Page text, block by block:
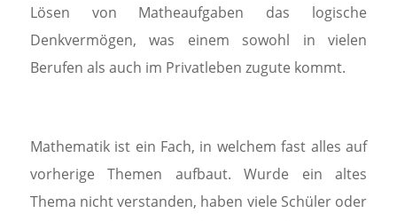
Lösen von Matheaufgaben das logische
Denkvermögen, was einem sowohl in vielen
Berufen als auch im Privatleben zugute kommt.
Mathematik ist ein Fach, in welchem fast alles auf
vorherige Themen aufbaut. Wurde ein altes
Thema nicht verstanden, haben viele Schüler oder